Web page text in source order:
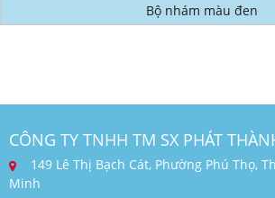
Bộ nhám màu đen
CÔNG TY TNHH TM SX PHÁT
149 Lê Thị Bạch Cát, Phường Phú Thọ,
Minh